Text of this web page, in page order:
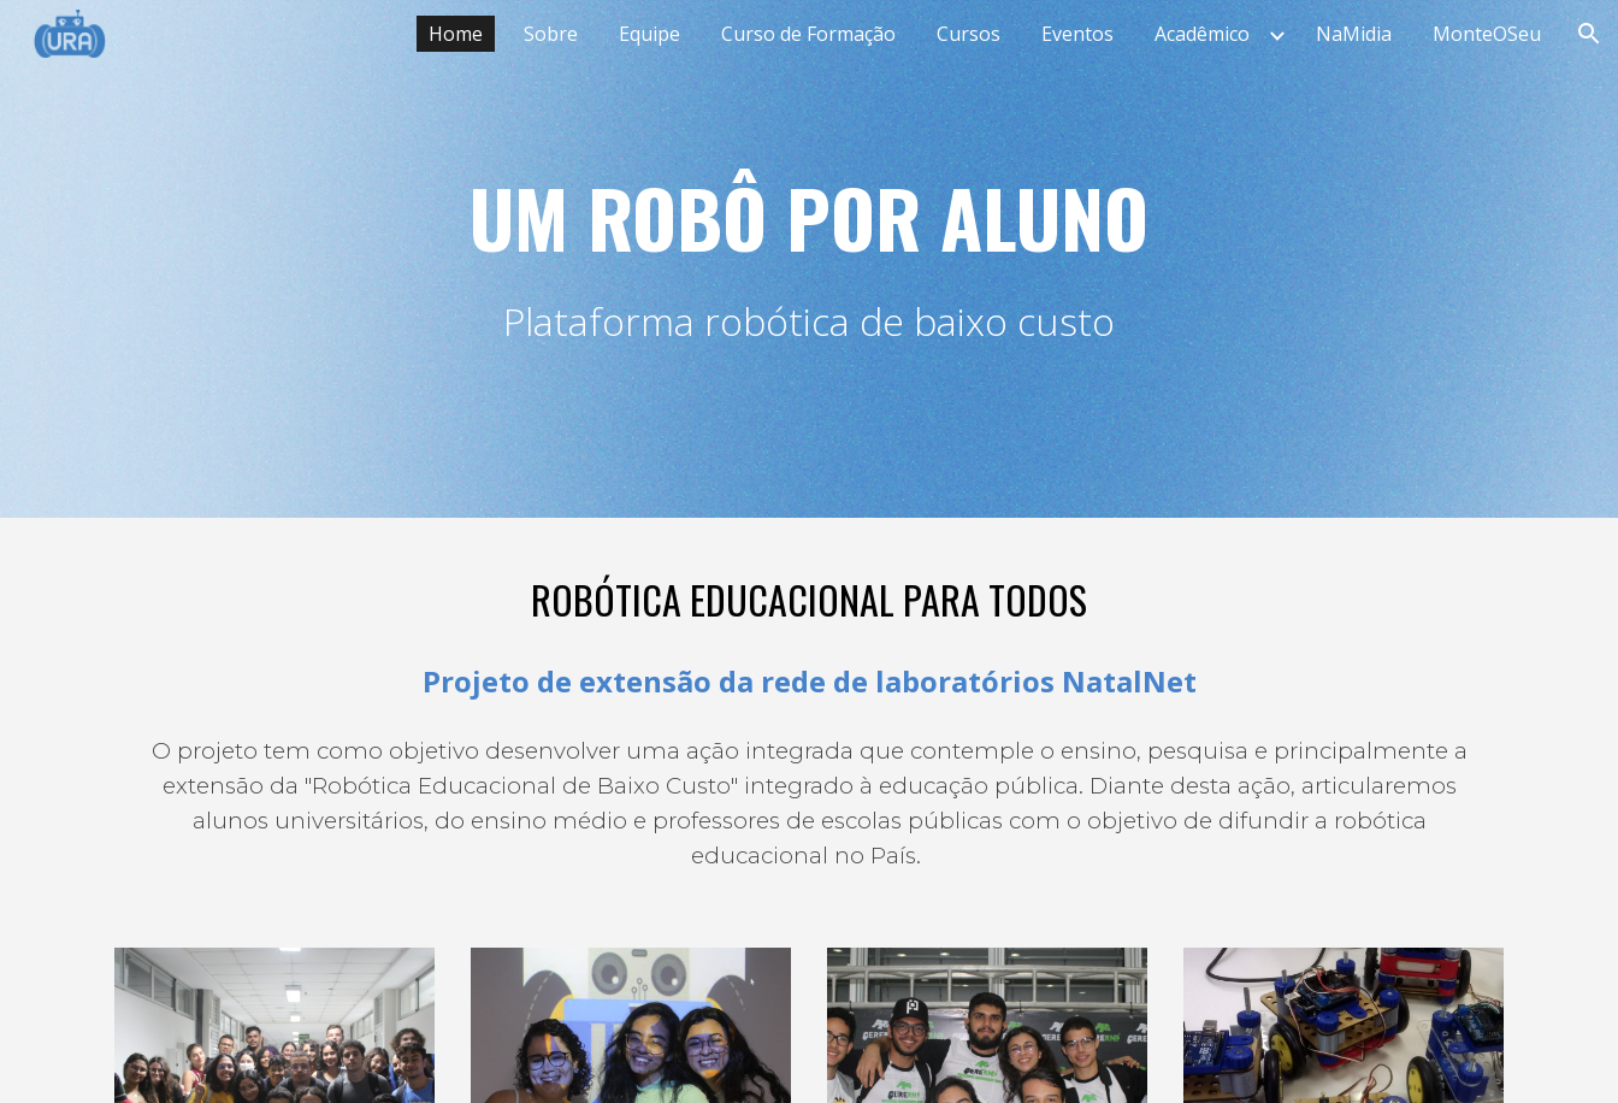
Skip to main content Skip to navigation
Home Sobre Equipe Curso de Formação Cursos Eventos Acadêmico NaMidia MonteOSeu
UM ROBÔ POR ALUNO
Plataforma robótica de baixo custo
ROBÓTICA EDUCACIONAL PARA TODOS
Projeto de extensão da rede de laboratórios NatalNet
O projeto tem como objetivo desenvolver uma ação integrada que contemple o ensino, pesquisa e principalmente a
extensão da "Robótica Educacional de Baixo Custo" integrado à educação pública. Diante desta ação, articularemos
alunos universitários, do ensino médio e professores de escolas públicas com o objetivo de difundir a robótica
educacional no País.